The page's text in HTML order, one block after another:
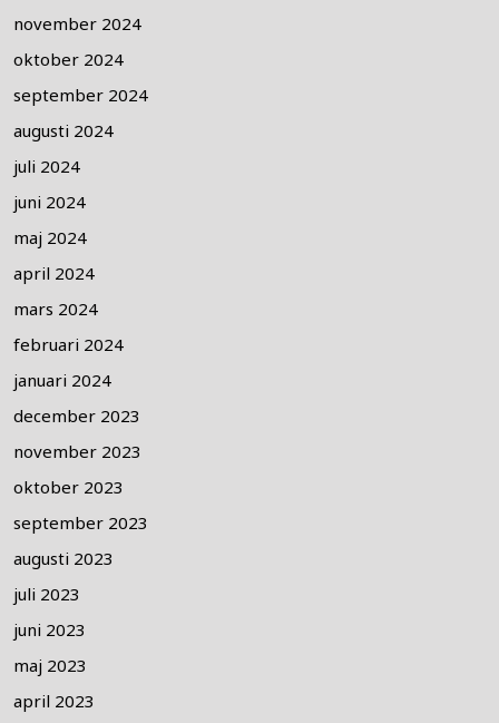
november 2024
oktober 2024
september 2024
augusti 2024
juli 2024
juni 2024
maj 2024
april 2024
mars 2024
februari 2024
januari 2024
december 2023
november 2023
oktober 2023
september 2023
augusti 2023
juli 2023
juni 2023
maj 2023
april 2023